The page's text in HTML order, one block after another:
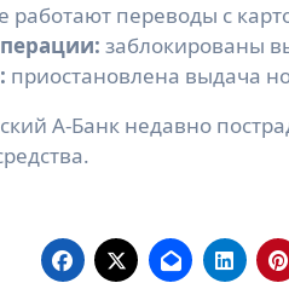
работают переводы с
заблокированы
приостановлена выдача
А-Банк недавно